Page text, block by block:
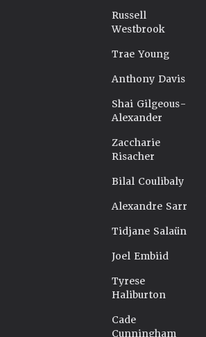
Russell
Westbrook
Trae Young
Anthony Davis
Shai Gilgeous-
Alexander
Zaccharie
Risacher
Bilal Coulibaly
Alexandre Sarr
Tidjane Salaün
Joel Embiid
Tyrese
Haliburton
Cade
Cunningham